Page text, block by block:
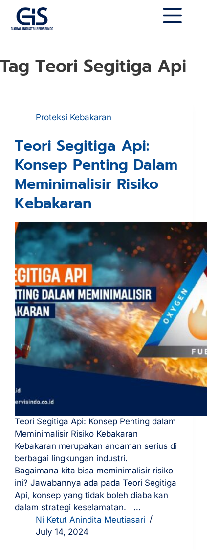
Tag Teori Segitiga Api
Proteksi Kebakaran
Teori Segitiga Api:
Konsep Penting Dalam
Meminimalisir Risiko
Kebakaran
Teori Segitiga Api: Konsep Penting dalam
Meminimalisir Risiko Kebakaran
Kebakaran merupakan ancaman serius di
berbagai lingkungan industri.
Bagaimana kita bisa meminimalisir risiko
ini? Jawabannya ada pada Teori Segitiga
Api, konsep yang tidak boleh diabaikan
dalam strategi keselamatan. …
Ni Ketut Anindita Meutiasari
July 14, 2024